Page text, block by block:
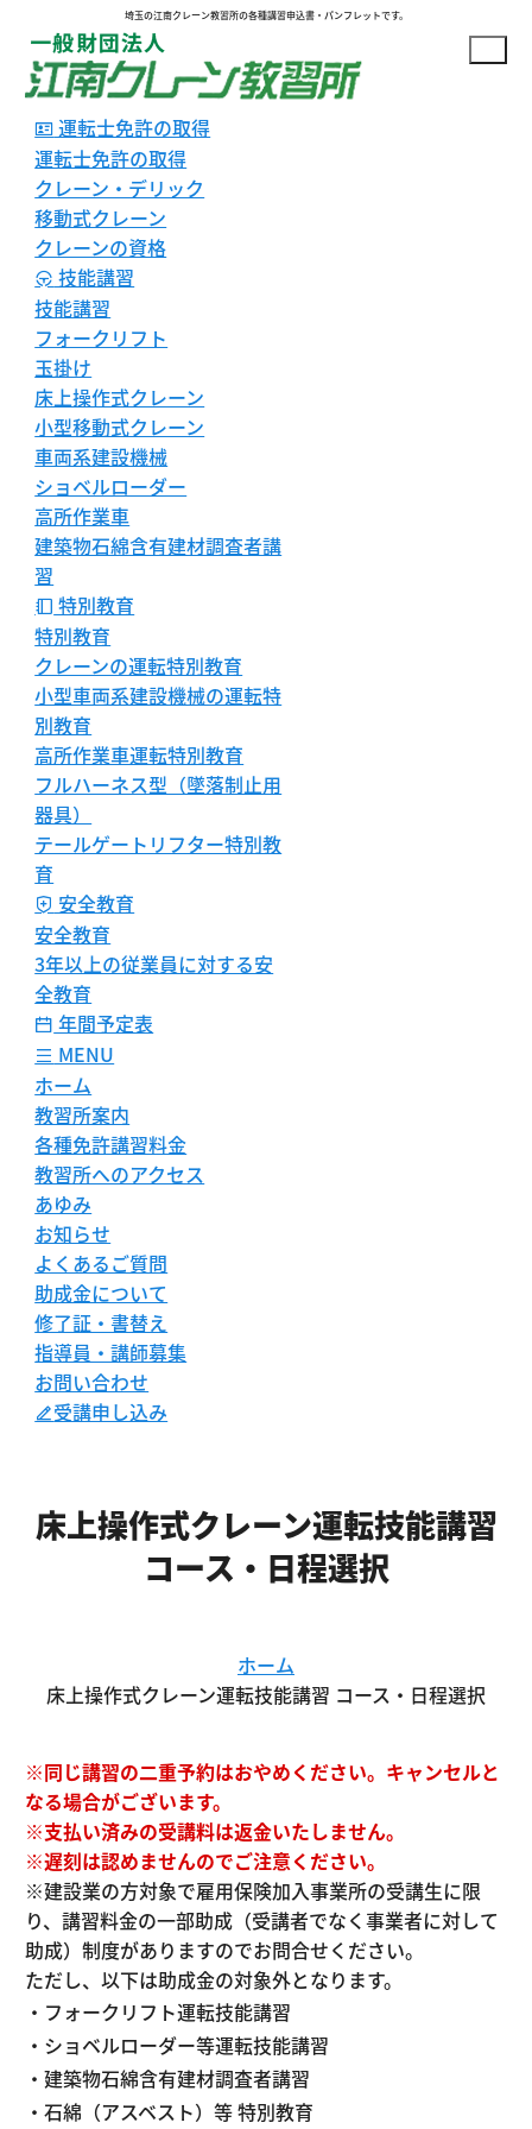
埼玉の江南クレーン教習所の各種講習申込書・パンフレットです。
運転士免許の取得
運転士免許の取得
クレーン・デリック
移動式クレーン
クレーンの資格
技能講習
技能講習
フォークリフト
玉掛け
床上操作式クレーン
小型移動式クレーン
車両系建設機械
ショベルローダー
高所作業車
建築物石綿含有建材調査者講
習
特別教育
特別教育
クレーンの運転特別教育
小型車両系建設機械の運転特
別教育
高所作業車運転特別教育
フルハーネス型（墜落制止用
器具）
テールゲートリフター特別教
育
安全教育
安全教育
3年以上の従業員に対する安
全教育
年間予定表
MENU
ホーム
教習所案内
各種免許講習料金
教習所へのアクセス
あゆみ
お知らせ
よくあるご質問
助成金について
修了証・書替え
指導員・講師募集
お問い合わせ
受講申し込み
床上操作式クレーン運転技能講習
コース・日程選択
ホーム
床上操作式クレーン運転技能講習 コース・日程選択
※同じ講習の二重予約はおやめください。キャンセルと
なる場合がございます。
※支払い済みの受講料は返金いたしません。
※遅刻は認めませんのでご注意ください。
※建設業の方対象で雇用保険加入事業所の受講生に限
り、講習料金の一部助成（受講者でなく事業者に対して
助成）制度がありますのでお問合せください。
ただし、以下は助成金の対象外となります。
・フォークリフト運転技能講習
・ショベルローダー等運転技能講習
・建築物石綿含有建材調査者講習
・石綿（アスベスト）等 特別教育